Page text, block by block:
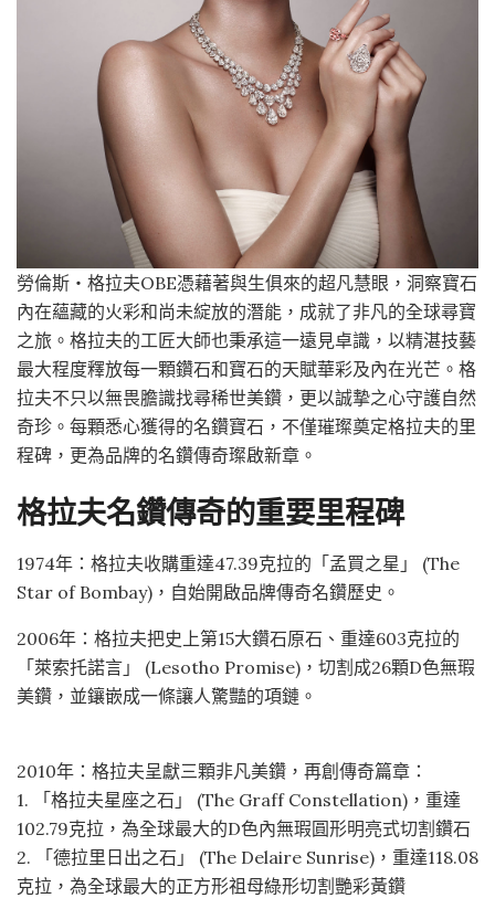
勞倫斯・格拉夫OBE憑藉著與生俱來的超凡慧眼，洞察寶石
內在蘊藏的火彩和尚未綻放的潛能，成就了非凡的全球尋寶
之旅。格拉夫的工匠大師也秉承這一遠見卓識，以精湛技藝
最大程度釋放每一顆鑽石和寶石的天賦華彩及內在光芒。格
拉夫不只以無畏膽識找尋稀世美鑽，更以誠摯之心守護自然
奇珍。每顆悉心獲得的名鑽寶石，不僅璀璨奠定格拉夫的里
程碑，更為品牌的名鑽傳奇璨啟新章。
格拉夫名鑽傳奇的重要里程碑
1974年：格拉夫收購重達47.39克拉的「孟買之星」 (The
Star of Bombay)，自始開啟品牌傳奇名鑽歷史。
2006年：格拉夫把史上第15大鑽石原石、重達603克拉的
「萊索托諾言」 (Lesotho Promise)，切割成26顆D色無瑕
美鑽，並鑲嵌成一條讓人驚豔的項鏈。
2010年：格拉夫呈獻三顆非凡美鑽，再創傳奇篇章：
1. 「格拉夫星座之石」 (The Graff Constellation)，重達
102.79克拉，為全球最大的D色內無瑕圓形明亮式切割鑽石
2. 「德拉里日出之石」 (The Delaire Sunrise)，重達118.08
克拉，為全球最大的正方形祖母綠形切割艷彩黃鑽